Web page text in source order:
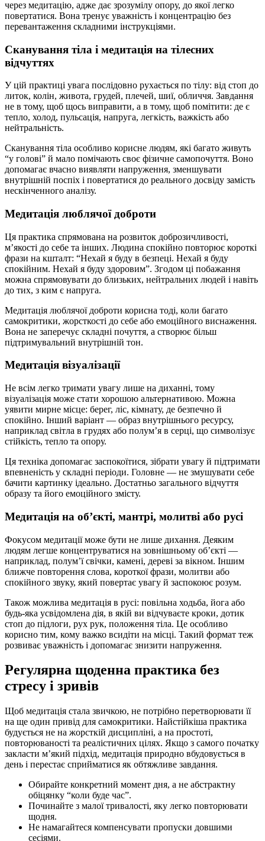
через медитацію, адже дає зрозумілу опору, до якої легко
повертатися. Вона тренує уважність і концентрацію без
перевантаження складними інструкціями.
Сканування тіла і медитація на тілесних
відчуттях
У цій практиці увага послідовно рухається по тілу: від стоп до
литок, колін, живота, грудей, плечей, шиї, обличчя. Завдання
не в тому, щоб щось виправити, а в тому, щоб помітити: де є
тепло, холод, пульсація, напруга, легкість, важкість або
нейтральність.
Сканування тіла особливо корисне людям, які багато живуть
“у голові” й мало помічають своє фізичне самопочуття. Воно
допомагає вчасно виявляти напруження, зменшувати
внутрішній поспіх і повертатися до реального досвіду замість
нескінченного аналізу.
Медитація люблячої доброти
Ця практика спрямована на розвиток доброзичливості,
м’якості до себе та інших. Людина спокійно повторює короткі
фрази на кшталт: “Нехай я буду в безпеці. Нехай я буду
спокійним. Нехай я буду здоровим”. Згодом ці побажання
можна спрямовувати до близьких, нейтральних людей і навіть
до тих, з ким є напруга.
Медитація люблячої доброти корисна тоді, коли багато
самокритики, жорсткості до себе або емоційного виснаження.
Вона не заперечує складні почуття, а створює більш
підтримувальний внутрішній тон.
Медитація візуалізації
Не всім легко тримати увагу лише на диханні, тому
візуалізація може стати хорошою альтернативою. Можна
уявити мирне місце: берег, ліс, кімнату, де безпечно й
спокійно. Інший варіант — образ внутрішнього ресурсу,
наприклад світла в грудях або полум’я в серці, що символізує
стійкість, тепло та опору.
Ця техніка допомагає заспокоїтися, зібрати увагу й підтримати
впевненість у складні періоди. Головне — не змушувати себе
бачити картинку ідеально. Достатньо загального відчуття
образу та його емоційного змісту.
Медитація на об’єкті, мантрі, молитві або русі
Фокусом медитації може бути не лише дихання. Деяким
людям легше концентруватися на зовнішньому об’єкті —
наприклад, полум’ї свічки, камені, дереві за вікном. Іншим
ближче повторення слова, короткої фрази, молитви або
спокійного звуку, який повертає увагу й заспокоює розум.
Також можлива медитація в русі: повільна ходьба, йога або
будь-яка усвідомлена дія, в якій ви відчуваєте кроки, дотик
стоп до підлоги, рух рук, положення тіла. Це особливо
корисно тим, кому важко всидіти на місці. Такий формат теж
розвиває уважність і допомагає знизити напруження.
Регулярна щоденна практика без
стресу і зривів
Щоб медитація стала звичкою, не потрібно перетворювати її
на ще один привід для самокритики. Найстійкіша практика
будується не на жорсткій дисципліні, а на простоті,
повторюваності та реалістичних цілях. Якщо з самого початку
закласти м’який підхід, медитація природно вбудовується в
день і перестає сприйматися як обтяжливе завдання.
Обирайте конкретний момент дня, а не абстрактну
обіцянку “коли буде час”.
Починайте з малої тривалості, яку легко повторювати
щодня.
Не намагайтеся компенсувати пропуски довшими
сесіями.